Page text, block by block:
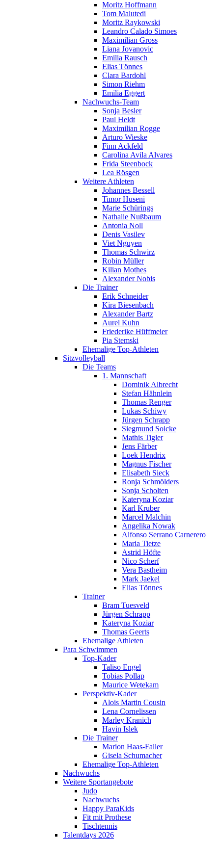
Moritz Hoffmann
Tom Malutedi
Moritz Raykowski
Leandro Calado Simoes
Maximilian Gross
Liana Jovanovic
Emilia Rausch
Elias Tönnes
Clara Bardohl
Simon Riehm
Emilia Eggert
Nachwuchs-Team
Sonja Besler
Paul Heldt
Maximilian Rogge
Arturo Wieske
Finn Ackfeld
Carolina Avila Alvares
Frida Steenbock
Lea Rösgen
Weitere Athleten
Johannes Bessell
Timor Huseni
Marie Schürings
Nathalie Nußbaum
Antonia Noll
Denis Vasilev
Viet Nguyen
Thomas Schwirz
Robin Müller
Kilian Mothes
Alexander Nobis
Die Trainer
Erik Schneider
Kira Biesenbach
Alexander Bartz
Aurel Kuhn
Friederike Hüffmeier
Pia Stemski
Ehemalige Top-Athleten
Sitzvolleyball
Die Teams
1. Mannschaft
Dominik Albrecht
Stefan Hähnlein
Thomas Renger
Lukas Schiwy
Jürgen Schrapp
Siegmund Soicke
Mathis Tigler
Jens Färber
Loek Hendrix
Magnus Fischer
Elisabeth Sieck
Ronja Schmölders
Sonja Scholten
Kateryna Koziar
Karl Kruber
Marcel Malchin
Angelika Nowak
Alfonso Serrano Carnerero
Maria Tietze
Astrid Höfte
Nico Scherf
Vera Bastheim
Mark Jaekel
Elias Tönnes
Trainer
Bram Tuesveld
Jürgen Schrapp
Kateryna Koziar
Thomas Geerts
Ehemalige Athleten
Para Schwimmen
Top-Kader
Taliso Engel
Tobias Pollap
Maurice Wetekam
Perspektiv-Kader
Alois Martin Cousin
Lena Cornelissen
Marley Kranich
Havin Islek
Die Trainer
Marion Haas-Faller
Gisela Schumacher
Ehemalige Top-Athleten
Nachwuchs
Weitere Sportangebote
Judo
Nachwuchs
Happy ParaKids
Fit mit Prothese
Tischtennis
Talentdays 2026